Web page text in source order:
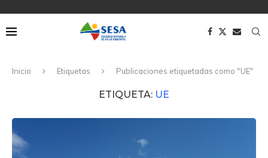
Inicio Etiquetas Publicaciones etiquetadas como "UE"
ETIQUETA: UE